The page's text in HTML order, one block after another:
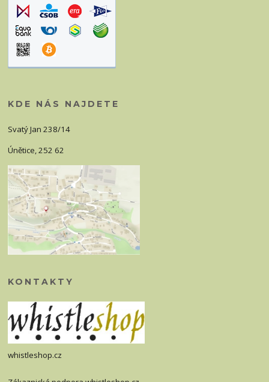
KDE NÁS NAJDETE
Svatý Jan 238/14
Únětice, 252 62
KONTAKTY
whistleshop.cz